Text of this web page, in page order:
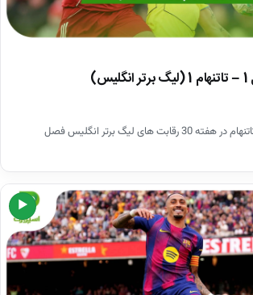
خلاصه بازی لیورپول – تاتنهام در هفته 30 رقابت های لیگ برتر انگلیس فصل
▶